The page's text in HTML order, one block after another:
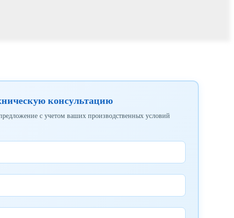
консультацию
с учетом ваших производственных условий